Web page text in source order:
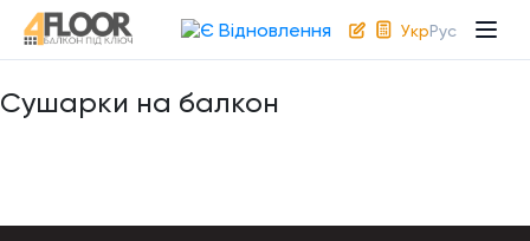
УкрРус
Сушарки на балкон